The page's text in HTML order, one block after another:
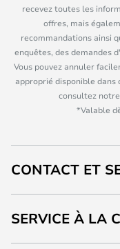
recevez toutes les
offres, mais
recommandations ainsi
enquêtes, des demandes
Vous pouvez annuler
approprié disponible
consultez
*Valable
CONTACT ET
SERVICE À LA